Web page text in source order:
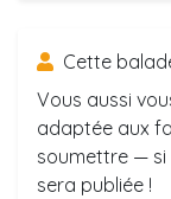
Cette
Vous aussi
adaptée aux
soumettre — si
sera publiée !